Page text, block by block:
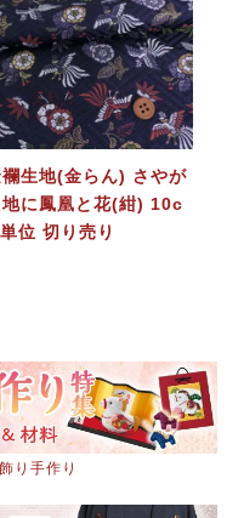
生地(金らん) さやが
に鳳凰と花(紺) 10c
位 切り売り
り手作り